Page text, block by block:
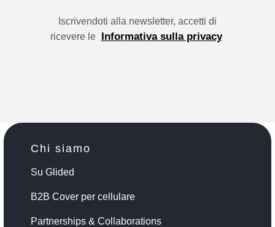
Iscrivendoti alla newsletter, accetti di
ricevere le Informativa sulla privacy
Chi siamo
Su Glided
B2B Cover per cellulare
Partnerships & Collaborations